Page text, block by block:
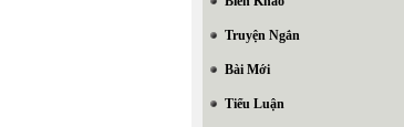
Truyện Ngắn
Bài Mới
Tiểu Luận